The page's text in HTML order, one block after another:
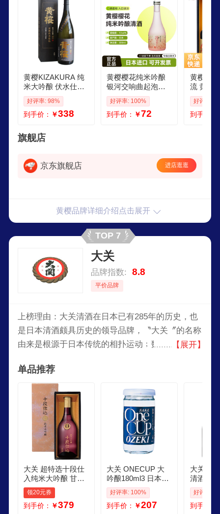
传（河童）闻名于全日本的酒造品牌。为顾客提供
更贴近日本酒的场所，希望能加深对黄樱以及清酒
文化的理解，于京都设立了十多家可以参观酿酒的
酿酒厂/直营店，还有专门的河童纪念馆用于品牌
宣传，黄桜酒造在关西的日本人心中有着很高的评
价。
黄樱KIZAKURA 纯
米大吟酿 伏水仕込1
8L 日本进口清酒 礼
盒装
好评率: 98%
到手价： ￥338
黄樱樱花纯米吟酿
银河交响曲起泡酒
山田锦纯米大吟酿7
20ml 日本进口 黄樱
樱花纯米吟酿清酒3
好评率: 100%
到手价： ￥72
黄樱日
流 黄樱
磨略甜
的香味
华祥风
好评率:
到手价：
旗舰店
京东旗舰店 进店逛逛
黄樱品牌详细介绍点击展开
TOP 7
大关
品牌指数: 8.8
平价品牌
上榜理由：大关清酒在日本已有285年的历史，也
是日本清酒颇具历史的领导品牌，〝大关〞的名称
由来是根源于日本传统的相扑运动﹔数百年前日本
比赛，优胜的选手则会赋予「大关」的头衔﹔而大
关的品名是在1939年第一次被采用，作为特殊的清
酒等级名称。
【展开】
单品推荐
大关 超特选十段仕
入纯米大吟酿 甘口
700ml礼盒装 日本
清酒 原装进口
领20元券
到手价： ￥379
大关 ONECUP 大
吟酿180ml3 日本清
酒伴手礼 原装进口
洋酒
好评率: 100%
到手价： ￥207
大关日
清酒 温
味道日
制 纯米
700ml
好评率:
到手价：